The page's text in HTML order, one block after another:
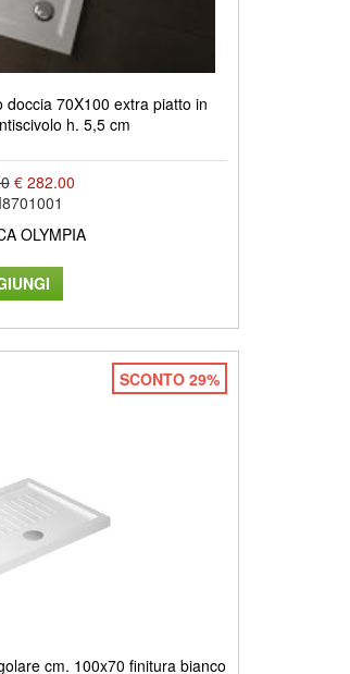
doccia 70X100 extra piatto in
h. 5,5 cm
€ 282.00
OLYMPIA
SCONTO 29%
cm. 100x70 finitura bianco